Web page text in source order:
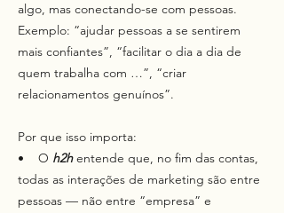
algo, mas conectando-se com pessoas.
Exemplo: “ajudar pessoas a se sentirem
mais confiantes”, “facilitar o dia a dia de
quem trabalha com …”, “criar
relacionamentos genuínos”.
Por que isso importa:
• O h2hentende que, no fim das contas,
todas as interações de marketing são entre
pessoas — não entre “empresa” e